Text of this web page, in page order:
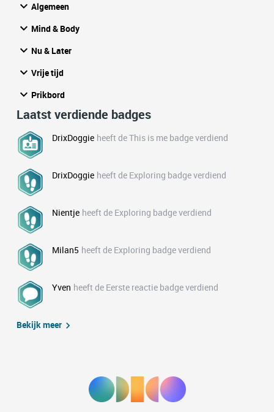
Algemeen
Mind & Body
Nu & Later
Vrije tijd
Prikbord
Laatst verdiende badges
DrixDoggie heeft de This is me badge verdiend
DrixDoggie heeft de Exploring badge verdiend
Nientje heeft de Exploring badge verdiend
Milan5 heeft de Exploring badge verdiend
Yven heeft de Eerste reactie badge verdiend
Bekijk meer